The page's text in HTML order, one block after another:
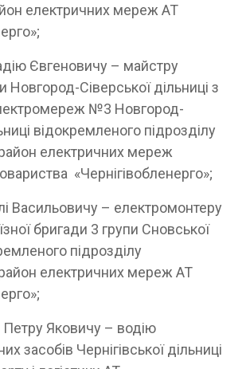
електричних мереж АТ
Євгеновичу – майстру
Новгород-Сіверської дільниці з
№3 Новгород-
відокремленого підрозділу
електричних мереж
«Чернігівобленерго»;
Васильовичу – електромонтеру
бригади 3 групи Сновської
підрозділу
електричних мереж АТ
Яковичу – водію
засобів Чернігівської дільниці